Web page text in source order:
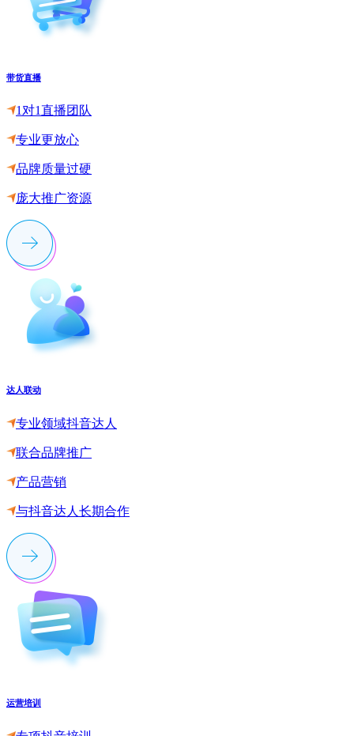
带货直播
1对1直播团队
专业更放心
品牌质量过硬
庞大推广资源
达人联动
专业领域抖音达人
联合品牌推广
产品营销
与抖音达人长期合作
运营培训